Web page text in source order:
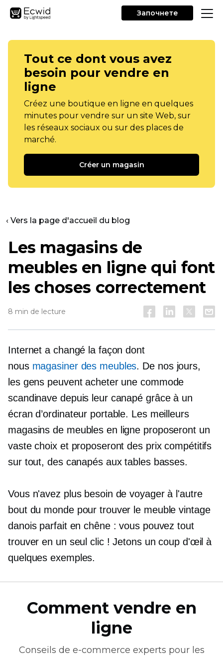
Започнете
Tout ce dont vous avez
besoin pour vendre en
ligne
Créez une boutique en ligne en quelques
minutes pour vendre sur un site Web, sur
les réseaux sociaux ou sur des places de
marché.
Créer un magasin
‹ Vers la page d'accueil du blog
Les magasins de
meubles en ligne qui font
les choses correctement
8 min de lecture
Internet a changé la façon dont
nous magasiner des meubles. De nos jours,
les gens peuvent acheter une commode
scandinave depuis leur canapé grâce à un
écran d’ordinateur portable. Les meilleurs
magasins de meubles en ligne proposeront un
vaste choix et proposeront des prix compétitifs
sur tout, des canapés aux tables basses.
Vous n'avez plus besoin de voyager à l'autre
bout du monde pour trouver le meuble vintage
danois parfait en chêne : vous pouvez tout
trouver en un seul clic ! Jetons un coup d'œil à
quelques exemples.
Comment vendre en
ligne
Conseils de e-commerce experts pour les